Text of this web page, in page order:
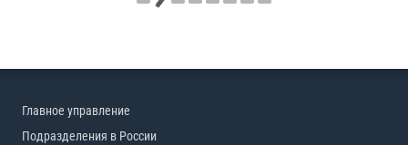
Главное управление
Подразделения в России